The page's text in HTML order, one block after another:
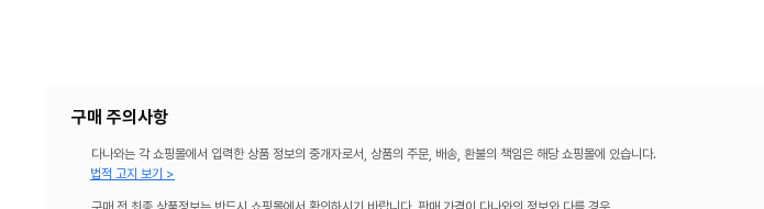
구매 주의사항
다나와는 각 쇼핑몰에서 입력한 상품 정보의 중개자로서, 상품의 주문, 배송, 환불의 책임은 해당 쇼핑몰에 있습니다.
법적 고지 보기 >